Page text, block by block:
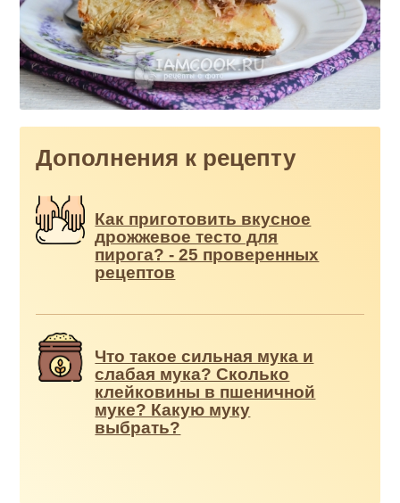
Дополнения к рецепту
Как приготовить вкусное
дрожжевое тесто для
пирога? - 25 проверенных
рецептов
Что такое сильная мука и
слабая мука? Сколько
клейковины в пшеничной
муке? Какую муку
выбрать?